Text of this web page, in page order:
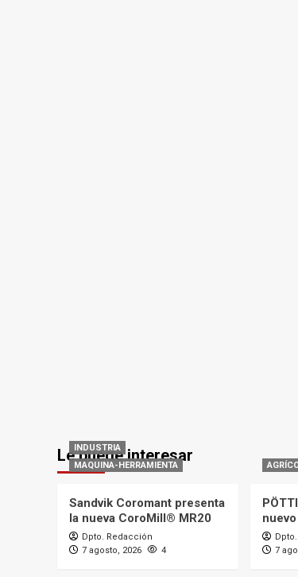
Le puede interesar
INDUSTRIA
MAQUINA-HERRAMIENTA
Sandvik Coromant presenta
la nueva CoroMill® MR20
Dpto. Redacción
7 agosto, 2026
4
7